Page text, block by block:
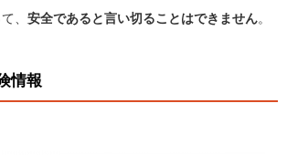
、 安全であると言い切ることはできません。
情報